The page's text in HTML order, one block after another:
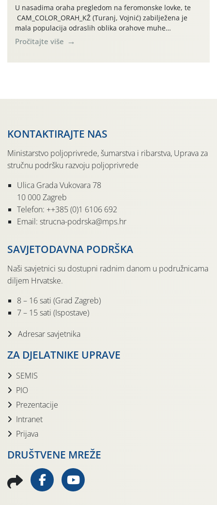
U nasadima oraha pregledom na feromonske lovke, te
CAM_COLOR_ORAH_KŽ (Turanj, Vojnić) zabilježena je
mala populacija odraslih oblika orahove muhe
(Rhagoletis completa). Niska brojnost može se objasniti
činjenicom da je riječ o mladim nasadima s vrlo malim
Pročitajte više
KONTAKTIRAJTE NAS
Ministarstvo poljoprivrede, šumarstva i ribarstva, Uprava za
stručnu podršku razvoju poljoprivrede
Ulica Grada Vukovara 78
10 000 Zagreb
Telefon: ++385 (0)1 6106 692
Email: strucna-podrska@mps.hr
SAVJETODAVNA PODRŠKA
Naši savjetnici su dostupni radnim danom u podružnicama
diljem Hrvatske.
8 – 16 sati (Grad Zagreb)
7 – 15 sati (Ispostave)
Adresar savjetnika
ZA DJELATNIKE UPRAVE
SEMIS
PIO
Prezentacije
Intranet
Prijava
DRUŠTVENE MREŽE